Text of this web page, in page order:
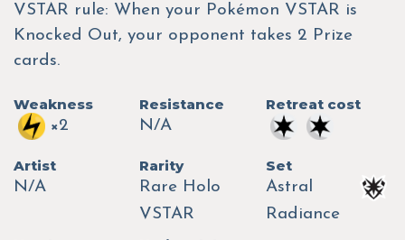
VSTAR rule: When your Pokémon VSTAR is
Knocked Out, your opponent takes 2 Prize
cards.
Weakness
×2
Resistance
N/A
Retreat cost
Artist
N/A
Rarity
Rare Holo
VSTAR
Set
Astral
Radiance